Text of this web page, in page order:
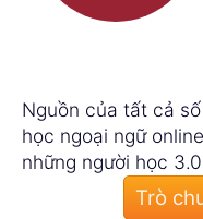
Nguồn của tất cả
học ngoại ngữ
những người học
Trò